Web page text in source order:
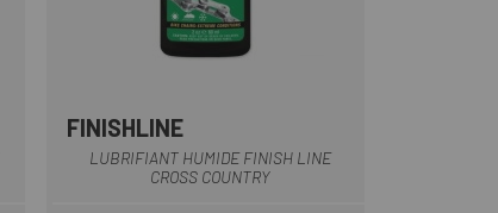
FINISHLINE
LUBRIFIANT HUMIDE FINISH LINE
CROSS COUNTRY